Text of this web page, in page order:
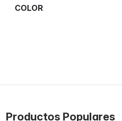
COLOR
Productos Populares